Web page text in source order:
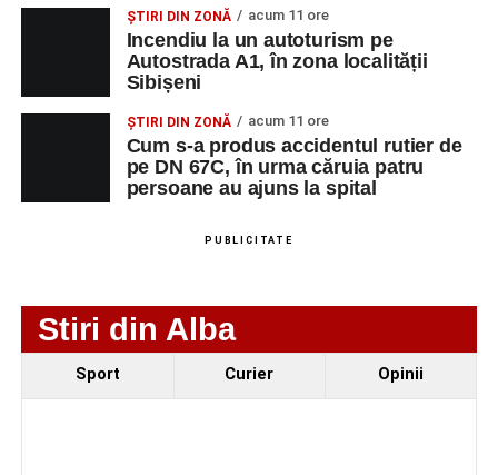
Adaugă-ne ca sursă preferată
Urmărește-ne pe Google News
Ultimele știri din Sebeș
Minoră din Sebeș, urmărită și amenințată de un
Incendiu la un autoturism pe Autostrada A1, în zona
Școala de Fotbal Valea Frumoasei își întărește
ȘTIRI DIN ZONĂ acum 11 ore
Incendiu la un autoturism pe
Autostrada A1, în zona localității
Sibișeni
ȘTIRI DIN ZONĂ acum 11 ore
Cum s-a produs accidentul rutier de
pe DN 67C, în urma căruia patru
persoane au ajuns la spital
PUBLICITATE
Stiri din Alba
Sport Curier Opinii